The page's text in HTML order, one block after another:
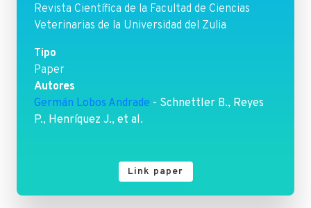
Revista Científica de la Facultad de Ciencias
Veterinarias de la Universidad del Zulia
Tipo
Paper
Autores
Germán Lobos Andrade - Schnettler B., Reyes
P., Henríquez J., et al.
Link paper